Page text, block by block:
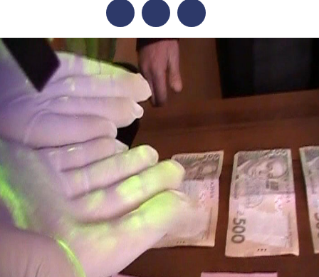
FacebookTwitterTelegram